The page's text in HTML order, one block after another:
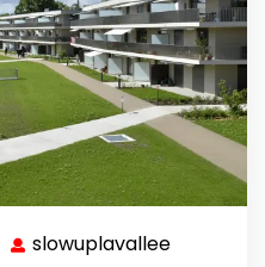
07 slowuplavallee